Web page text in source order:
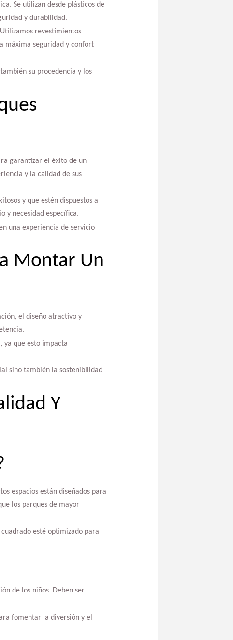
Se utilizan desde plásticos de
y durabilidad.
revestimientos
máxima seguridad y confort
su procedencia y los
garantizar el éxito de un
y la calidad de sus
y que estén dispuestos a
y necesidad específica.
una experiencia de servicio
Montar Un
el diseño atractivo y
ya que esto impacta
sino también la sostenibilidad
Y
espacios están diseñados para
los parques de mayor
esté optimizado para
de los niños. Deben ser
fomentar la diversión y el